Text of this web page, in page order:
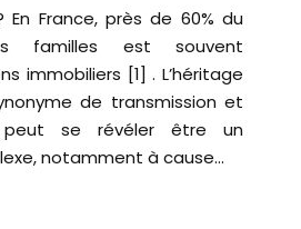
En France, près de 60% du
familles est souvent
immobiliers [1] . L’héritage
de transmission et
peut se révéler être un
notamment à cause…